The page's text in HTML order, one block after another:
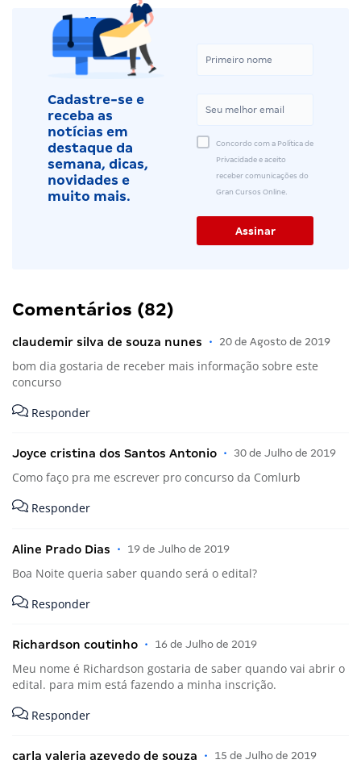
Cadastre-se e
receba as
notícias em
destaque da
semana, dicas,
novidades e
muito mais.
Concordo com a Política de
Privacidade e aceito
receber comunicações do
Gran Cursos Online.
Comentários (82)
claudemir silva de souza nunes • 20 de Agosto de 2019
bom dia gostaria de receber mais informação sobre este
concurso
Responder
Joyce cristina dos Santos Antonio • 30 de Julho de 2019
Como faço pra me escrever pro concurso da Comlurb
Responder
Aline Prado Dias • 19 de Julho de 2019
Boa Noite queria saber quando será o edital?
Responder
Richardson coutinho • 16 de Julho de 2019
Meu nome é Richardson gostaria de saber quando vai abrir o
edital. para mim está fazendo a minha inscrição.
Responder
carla valeria azevedo de souza • 15 de Julho de 2019